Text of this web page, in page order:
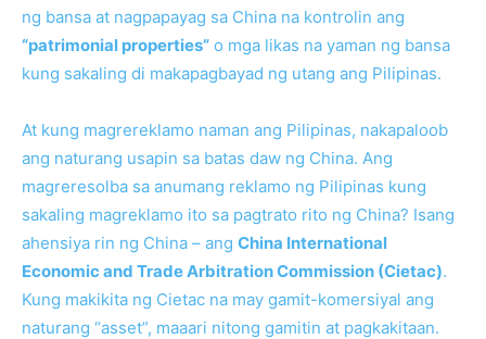
ng bansa at nagpapayag sa China na kontrolin ang
“patrimonial properties” o mga likas na yaman ng bansa
kung sakaling di makapagbayad ng utang ang Pilipinas.
At kung magrereklamo naman ang Pilipinas, nakapaloob
ang naturang usapin sa batas daw ng China. Ang
magreresolba sa anumang reklamo ng Pilipinas kung
sakaling magreklamo ito sa pagtrato rito ng China? Isang
ahensiya rin ng China – ang China International
Economic and Trade Arbitration Commission (Cietac).
Kung makikita ng Cietac na may gamit-komersiyal ang
naturang “asset”, maaari nitong gamitin at pagkakitaan.